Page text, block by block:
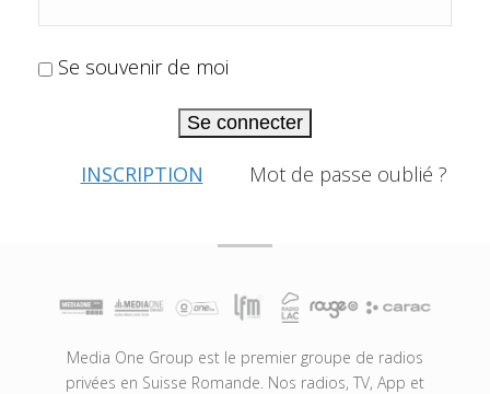
Se souvenir de moi
Se connecter
INSCRIPTION Mot de passe oublié ?
Media One Group est le premier groupe de radios
privées en Suisse Romande. Nos radios, TV, App et